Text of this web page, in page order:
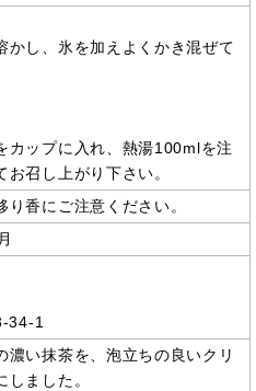
かし、氷を加えよくかき混ぜて
カップに入れ、熱湯100mlを注
お召し上がり下さい。
香にご注意ください。
34-1
濃い抹茶を、泡立ちの良いクリ
ました。